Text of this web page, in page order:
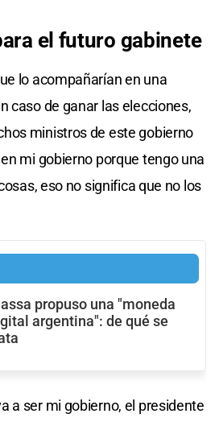
el futuro gabinete
lo acompañarían en una
caso de ganar las elecciones,
ministros de este gobierno
mi gobierno porque tengo una
eso no significa que no los
propuso una "moneda
argentina": de qué se
a ser mi gobierno, el presidente